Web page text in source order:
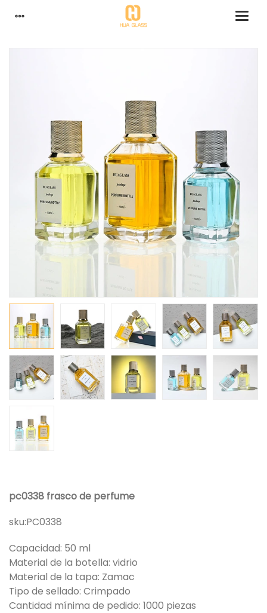
pc0338 frasco de perfume
sku:PC0338
Capacidad: 50 ml
Material de la botella: vidrio
Material de la tapa: Zamac
Tipo de sellado: Crimpado
Cantidad mínima de pedido: 1000 piezas